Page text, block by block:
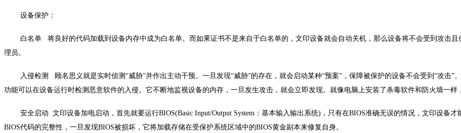
设备保护：
白名单 将良好的代码加载到设备内存中成为白名单。而如果证书不是来自于白名单的，文印设备就会自动关机，那么设备将不会受到攻击且
理员。
入侵检测 顾名思义就是实时侦测“威胁”并作出主动干预。一旦发现“威胁”的存在，就会启动某种“预案”，保障被保护的设备不会受到“攻击”
功能可以在设备运行时检测恶意软件的入侵。它不断地监视设备的内存，一旦发生攻击，就会立即发现。就像电脑上安装了杀毒软件和防火墙一样
安全启动 文印设备加电启动，首先就要运行BIOS(Basic Input/Output System：基本输入输出系统)，只有在BIOS准确无误的情况，文印设备
BIOS代码的完整性，一旦发现BIOS被损坏，它将加载存储在受保护系统区域中的BIOS黄金副本来修复自身。